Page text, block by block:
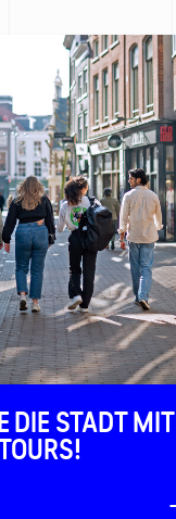
DIE STADT MIT